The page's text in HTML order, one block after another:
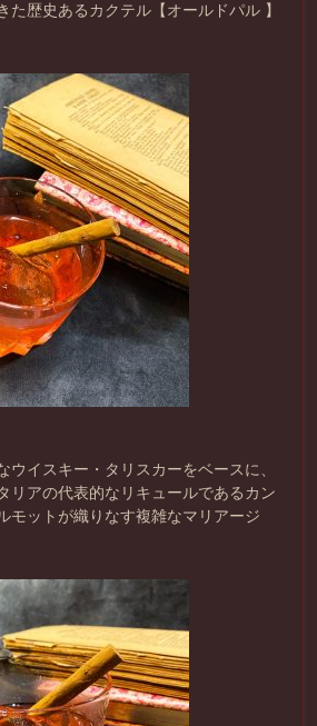
た歴史あるカクテル【オールドパル 】
ウイスキー・タリスカーをベースに
リアの代表的なリキュールであるカン
モットが織りなす複雑なマリアージ